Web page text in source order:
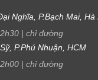
Nghĩa, P.Bạch Mai, Hà
| chỉ đường
P.Phú Nhuận, HCM
| chỉ đường